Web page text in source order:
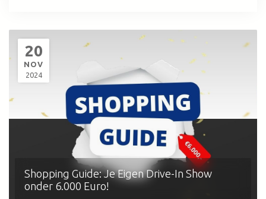
20
NOV
2024
Shopping Guide: Je Eigen Drive-In Show
onder 6.000 Euro!